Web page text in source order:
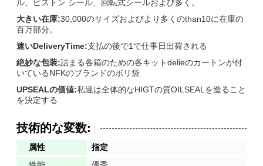
ル、ピストン シール、回転式シールおよび多く。
大きい在庫:30,000のサイズおよびより多くのthan10に在庫の
百万部分。
速いDeliveryTime:支払の後で1で仕事日出荷される
絶妙な包装:詰まる各箱のための各キットdelieのカートンが付
いているNFKのブランドのポリ袋
UPSEALの価値:私達は全体的なHIGTの質OILSEALを造ること
を決定する
技術的な変数:
属性
指定